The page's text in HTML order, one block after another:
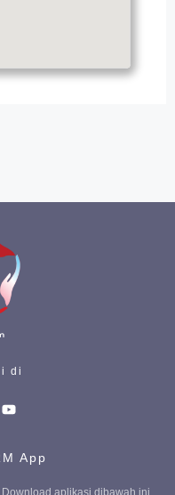
di
App
aplikasi dibawah ini